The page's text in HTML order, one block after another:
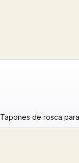
Tapones de rosca